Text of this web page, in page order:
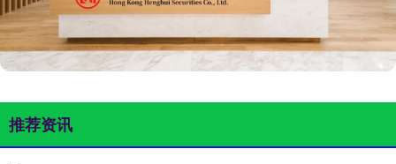
推荐资讯